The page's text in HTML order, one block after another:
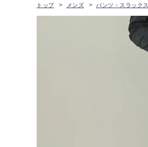
トップ メンズ パンツ・スラックス